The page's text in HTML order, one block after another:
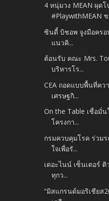
4 หนุ่มวง MEAN ผุดโ
#PlaywithMEAN ช
ซินดี้ บิชอพ จูงมือครอ
แนวคิ...
ต้อนรับ คณะ Mrs.
บริหารโร...
CEA ถอดแบบพื้นที่คว
เศรษฐกิ...
On the Table เชื่อมั่
โครงกา...
กรมควบคุมโรค ร่วม
ใจเพื่อรั...
เดอะไนน์ เซ็นเตอร์
ทุกว...
“มิสแกรนด์มอริเชียส